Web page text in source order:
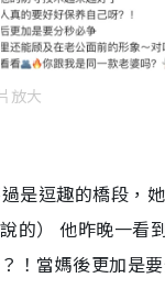
放大
是逗趣的橋段，
的） 他昨晚一看
！當媽後更加是